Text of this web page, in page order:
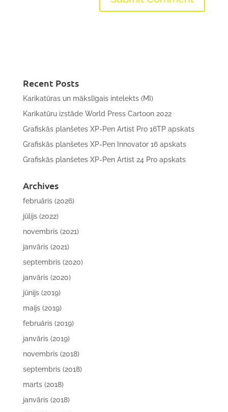
Recent Posts
Karikatūras un mākslīgais intelekts (MI)
Karikatūru izstāde World Press Cartoon 2022
Grafiskās planšetes XP-Pen Artist Pro 16TP apskats
Grafiskās planšetes XP-Pen Innovator 16 apskats
Grafiskās planšetes XP-Pen Artist 24 Pro apskats
Archives
februāris (2026)
jūlijs (2022)
novembris (2021)
janvāris (2021)
septembris (2020)
janvāris (2020)
jūnijs (2019)
maijs (2019)
februāris (2019)
janvāris (2019)
novembris (2018)
septembris (2018)
marts (2018)
janvāris (2018)